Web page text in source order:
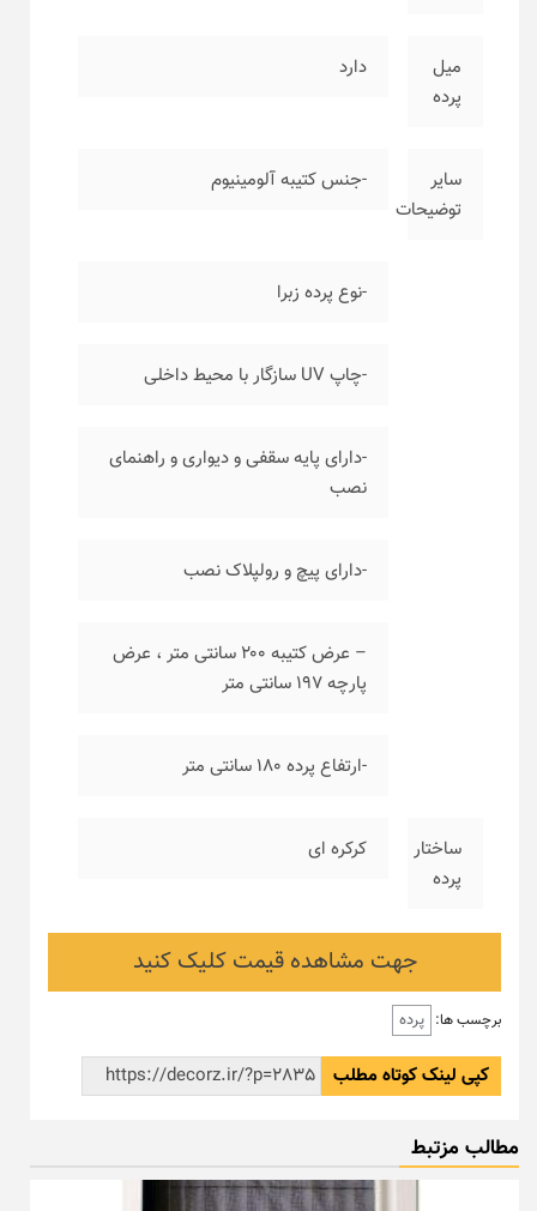
میل
پرده
دارد
سایر
توضیحات
-جنس کتیبه آلومینیوم
-نوع پرده زبرا
-چاپ UV سازگار با محیط داخلی
-دارای پایه سقفی و دیواری و راهنمای
نصب
-دارای پیچ و رولپلاک نصب
– عرض کتیبه ۲۰۰ سانتی متر ، عرض
پارچه ۱۹۷ سانتی متر
-ارتفاع پرده ۱۸۰ سانتی متر
ساختار
پرده
کرکره ای
جهت مشاهده قیمت کلیک کنید
برچسب ها: پرده
کپی لینک کوتاه مطلب
مطالب مزتبط